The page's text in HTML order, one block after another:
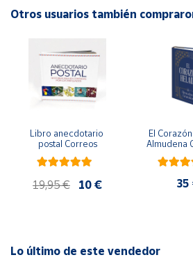
Área
Ubicación
Baleares
Canarias,
Melilla
Editorial: Montena
Otros usuarios también
Libro anecdotario
postal Correos
19,95 € 10 €
El
Almudena
Edición
lujo | Libro
35
Lo último de este vendedor